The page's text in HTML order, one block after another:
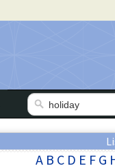
A B C D E F G